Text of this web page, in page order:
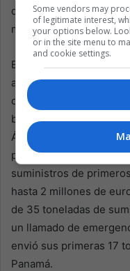
defensa civil, expertos
materiales para un
Estados Unidos
asistencia humanitaria,
organizaciones en el
búsqueda y rescate de
Ángeles. Francia envió
personal militar de
suministros de
hasta 2 millones de
de 35 toneladas de
un llamado de
envió sus primeras 17
Panamá.
Some vendors may
of legitimate interest,
your options below.
or in the site menu to
and cookie settings.